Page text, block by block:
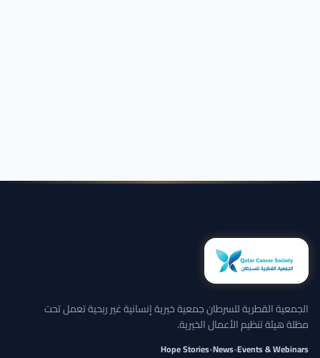
الجمعية القطرية للسرطان جمعية خيرية إنسانية غير ربحية تعمل تحت
مظلة هيئة تنظيم الأعمال الخيرية.
Events & Webinars
•
News
•
Hope Stories